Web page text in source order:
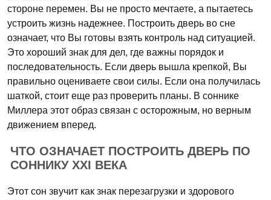
стороне перемен. Вы не просто мечтаете, а пытаетесь
устроить жизнь надежнее. Построить дверь во сне
означает, что Вы готовы взять контроль над ситуацией.
Это хороший знак для дел, где важны порядок и
последовательность. Если дверь вышла крепкой, Вы
правильно оцениваете свои силы. Если она получилась
шаткой, стоит еще раз проверить планы. В соннике
Миллера этот образ связан с осторожным, но верным
движением вперед.
ЧТО ОЗНАЧАЕТ ПОСТРОИТЬ ДВЕРЬ ПО
СОННИКУ XXI ВЕКА
Этот сон звучит как знак перезагрузки и здорового